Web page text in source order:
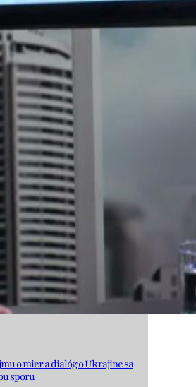
o mier a dialóg o Ukrajine sa
sporu